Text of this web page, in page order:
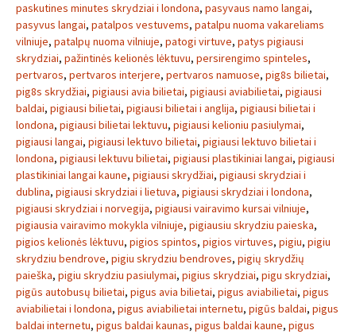
paskutines minutes skrydziai i londona, pasyvaus namo langai,
pasyvus langai, patalpos vestuvems, patalpu nuoma vakareliams
vilniuje, patalpų nuoma vilniuje, patogi virtuve, patys pigiausi
skrydziai, pažintinės kelionės lėktuvu, persirengimo spinteles,
pertvaros, pertvaros interjere, pertvaros namuose, pig8s bilietai,
pig8s skrydžiai, pigiausi avia bilietai, pigiausi aviabilietai, pigiausi
baldai, pigiausi bilietai, pigiausi bilietai i anglija, pigiausi bilietai i
londona, pigiausi bilietai lektuvu, pigiausi kelioniu pasiulymai,
pigiausi langai, pigiausi lektuvo bilietai, pigiausi lektuvo bilietai i
londona, pigiausi lektuvu bilietai, pigiausi plastikiniai langai, pigiausi
plastikiniai langai kaune, pigiausi skrydžiai, pigiausi skrydziai i
dublina, pigiausi skrydziai i lietuva, pigiausi skrydziai i londona,
pigiausi skrydziai i norvegija, pigiausi vairavimo kursai vilniuje,
pigiausia vairavimo mokykla vilniuje, pigiausiu skrydziu paieska,
pigios kelionės lėktuvu, pigios spintos, pigios virtuves, pigiu, pigiu
skrydziu bendrove, pigiu skrydziu bendroves, pigių skrydžių
paieška, pigiu skrydziu pasiulymai, pigius skrydziai, pigu skrydziai,
pigūs autobusų bilietai, pigus avia bilietai, pigus aviabilietai, pigus
aviabilietai i londona, pigus aviabilietai internetu, pigūs baldai, pigus
baldai internetu, pigus baldai kaunas, pigus baldai kaune, pigus